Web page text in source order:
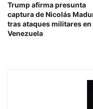
Trump afirma presunta
captura de Nicolás
tras ataques militares en
Venezuela